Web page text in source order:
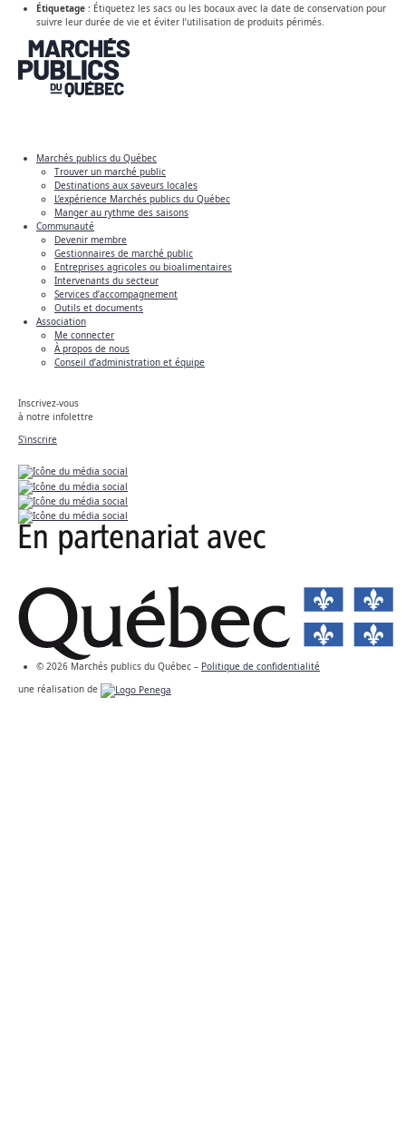
Étiquetage : Étiquetez les sacs ou les bocaux avec la date de conservation pour
suivre leur durée de vie et éviter l’utilisation de produits périmés.
Marchés publics du Québec
Trouver un marché public
Destinations aux saveurs locales
L’expérience Marchés publics du Québec
Manger au rythme des saisons
Communauté
Devenir membre
Gestionnaires de marché public
Entreprises agricoles ou bioalimentaires
Intervenants du secteur
Services d’accompagnement
Outils et documents
Association
Me connecter
À propos de nous
Conseil d’administration et équipe
Inscrivez-vous
à notre infolettre
S'inscrire
© 2026 Marchés publics du Québec – Politique de confidentialité
une réalisation de